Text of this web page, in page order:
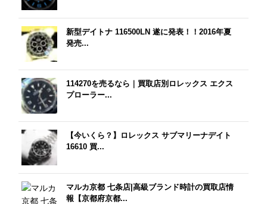
新型デイトナ 116500LN 遂に発表！！2016年夏
発売...
114270を売るなら｜買取店別ロレックス エクス
プローラー...
【今いくら？】ロレックス サブマリーナデイト
16610 買...
マルカ京都 七条店|高級ブランド時計の買取店情
報【京都府京都...